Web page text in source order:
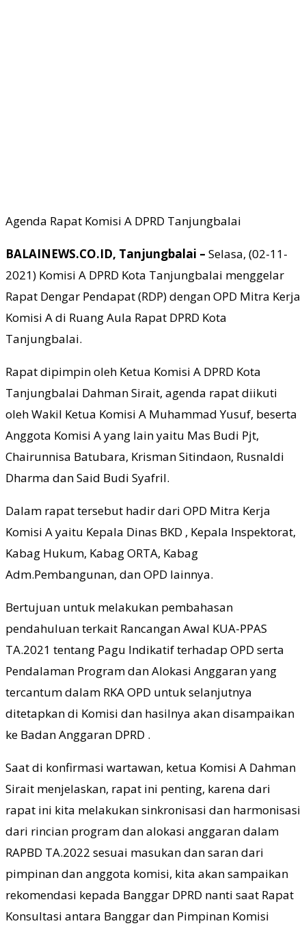
Agenda Rapat Komisi A DPRD Tanjungbalai
BALAINEWS.CO.ID, Tanjungbalai – Selasa, (02-11-
2021) Komisi A DPRD Kota Tanjungbalai menggelar
Rapat Dengar Pendapat (RDP) dengan OPD Mitra Kerja
Komisi A di Ruang Aula Rapat DPRD Kota
Tanjungbalai.
Rapat dipimpin oleh Ketua Komisi A DPRD Kota
Tanjungbalai Dahman Sirait, agenda rapat diikuti
oleh Wakil Ketua Komisi A Muhammad Yusuf, beserta
Anggota Komisi A yang lain yaitu Mas Budi Pjt,
Chairunnisa Batubara, Krisman Sitindaon, Rusnaldi
Dharma dan Said Budi Syafril.
Dalam rapat tersebut hadir dari OPD Mitra Kerja
Komisi A yaitu Kepala Dinas BKD , Kepala Inspektorat,
Kabag Hukum, Kabag ORTA, Kabag
Adm.Pembangunan, dan OPD lainnya.
Bertujuan untuk melakukan pembahasan
pendahuluan terkait Rancangan Awal KUA-PPAS
TA.2021 tentang Pagu Indikatif terhadap OPD serta
Pendalaman Program dan Alokasi Anggaran yang
tercantum dalam RKA OPD untuk selanjutnya
ditetapkan di Komisi dan hasilnya akan disampaikan
ke Badan Anggaran DPRD .
Saat di konfirmasi wartawan, ketua Komisi A Dahman
Sirait menjelaskan, rapat ini penting, karena dari
rapat ini kita melakukan sinkronisasi dan harmonisasi
dari rincian program dan alokasi anggaran dalam
RAPBD TA.2022 sesuai masukan dan saran dari
pimpinan dan anggota komisi, kita akan sampaikan
rekomendasi kepada Banggar DPRD nanti saat Rapat
Konsultasi antara Banggar dan Pimpinan Komisi